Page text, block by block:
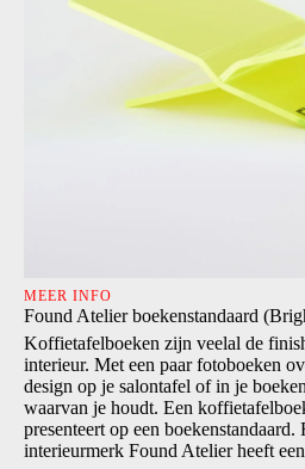
MEER INFO
Found Atelier boekenstandaard
Koffietafelboeken zijn veelal de
interieur. Met een paar fotoboeken
design op je salontafel of in je
waarvan je houdt. Een
presenteert op een
interieurmerk Found Atelier heeft